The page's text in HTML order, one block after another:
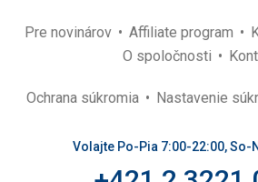
Pre novinárov Affiliate program
O spoločnosti
Ochrana súkromia Nastavenie
Volajte Po-Pia 7:00-22:00, So-